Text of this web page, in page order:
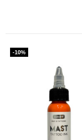
-10%